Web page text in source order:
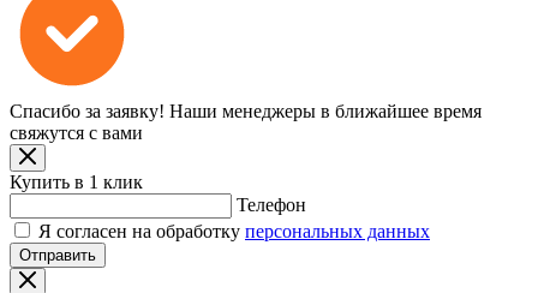
Спасибо за заявку! Наши менеджеры в ближайшее время
свяжутся с вами
Купить в 1 клик
Телефон
Я согласен на обработку персональных данных
Отправить